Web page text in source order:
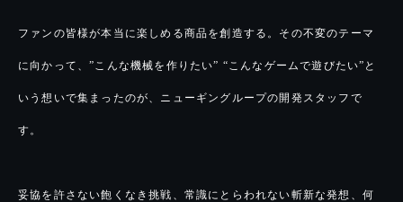
ファンの皆様が本当に楽しめる商品を創造する。その不変のテーマ
に向かって、”こんな機械を作りたい” “こんなゲームで遊びたい”と
いう想いで集まったのが、ニューギングループの開発スタッフで
す。
妥協を許さない飽くなき挑戦、常識にとらわれない斬新な発想、何